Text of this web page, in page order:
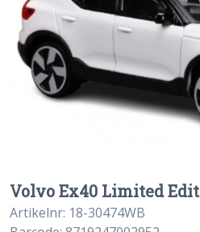
Volvo Ex40 Limited
Artikelnr: 18-30474WB